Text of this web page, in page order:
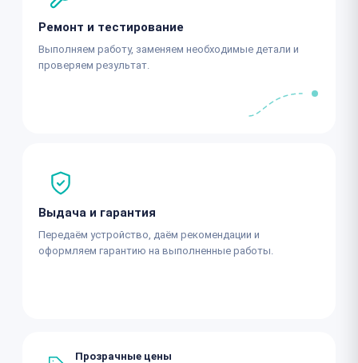
Ремонт и тестирование
Выполняем работу, заменяем необходимые детали и
проверяем результат.
Выдача и гарантия
Передаём устройство, даём рекомендации и
оформляем гарантию на выполненные работы.
Прозрачные цены